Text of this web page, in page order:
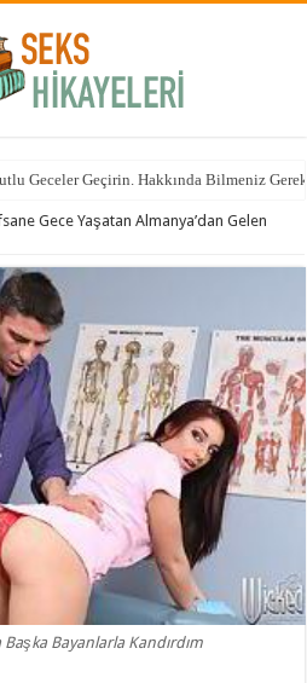
Geceler Geçirin. Hakkında Bilmeniz
Gece Yaşatan Almanya’dan Gelen
Bayanlarla Kandırdım